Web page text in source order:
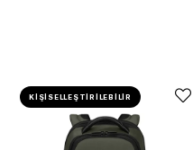
KİŞİSELLEŞTİRİLEBİLİR